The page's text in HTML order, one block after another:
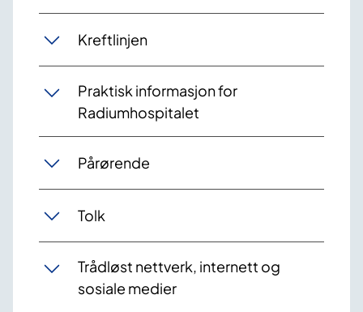
Kreftlinjen
Praktisk informasjon for
Radiumhospitalet
Pårørende
Tolk
Trådløst nettverk, internett og
sosiale medier